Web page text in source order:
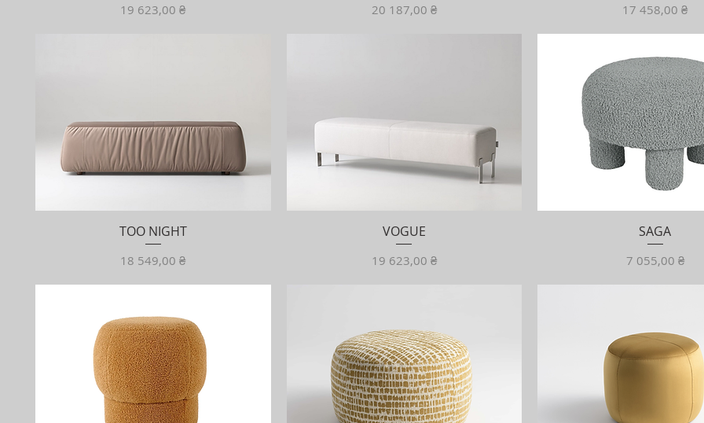
Ціна
19 623,00 ₴ Ціна
20 187,00 ₴ Ціна
17 458,00 ₴
TOO NIGHT
Ціна
18 549,00 ₴
VOGUE
Ціна
19 623,00 ₴
SAGA
Ціна
7 055,00 ₴